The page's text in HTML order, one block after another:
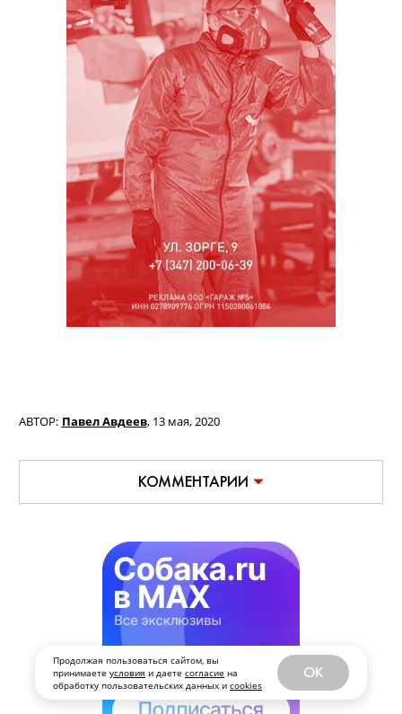
Продолжая пользоваться сайтом, вы
принимаете условия и даете согласие на
обработку пользовательских данных и cookies
OK
АВТОР: Павел Авдеев, 13 мая, 2020
КОММЕНТАРИИ